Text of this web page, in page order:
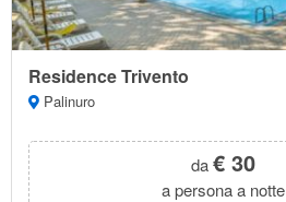
Residence Trivento
Palinuro
da€ 30
a persona a notte